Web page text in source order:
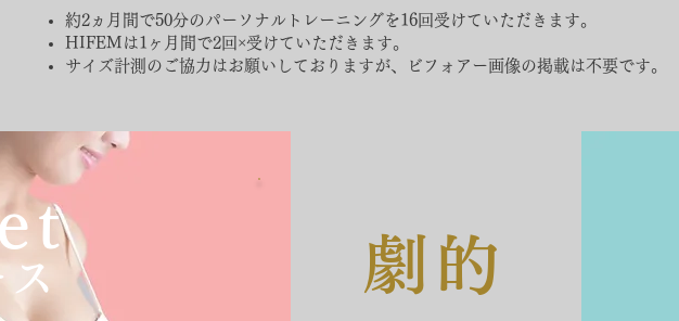
約2ヵ月間で50分のパーソナルトレーニングを16回受けていただきます。
HIFEMは1ヶ月間で2回×受けていただきます。
​サイズ計測のご協力はお願いしておりますが、ビフォアー画像の掲載は不要です。
劇的